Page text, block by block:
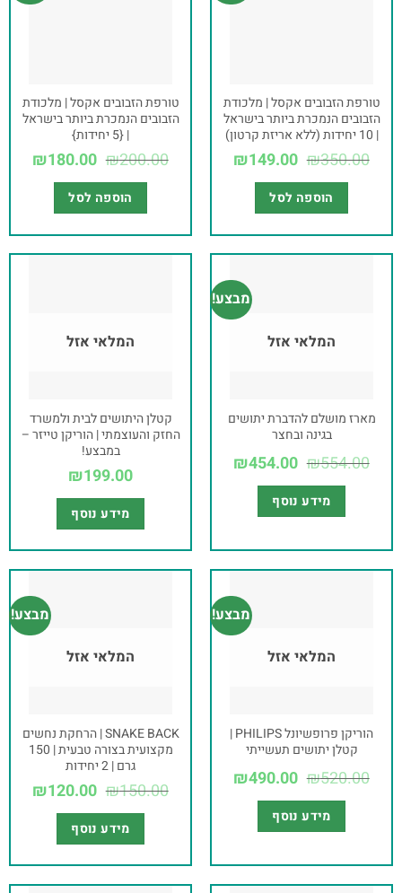
טורפת הזבובים אקסל | מלכודת
הזבובים הנמכרת ביותר בישראל
| 10 יחידות (ללא אריזת קרטון)
₪350.00
₪149.00
הוספה לסל
טורפת הזבובים אקסל | מלכודת
הזבובים הנמכרת ביותר בישראל
| {5 יחידות}
₪200.00
₪180.00
הוספה לסל
מבצע!
המלאי אזל
מארז מושלם להדברת יתושים
בגינה ובחצר
₪554.00
₪454.00
מידע נוסף
המלאי אזל
קטלן היתושים לבית ולמשרד
החזק והעוצמתי | הוריקן טייזר –
במבצע!
₪199.00
מידע נוסף
מבצע!
המלאי אזל
הוריקן פרופשיונל PHILIPS |
קטלן יתושים תעשייתי
₪520.00
₪490.00
מידע נוסף
מבצע!
המלאי אזל
SNAKE BACK | הרחקת נחשים
מקצועית בצורה טבעית | 150
גרם | 2 יחידות
₪150.00
₪120.00
מידע נוסף